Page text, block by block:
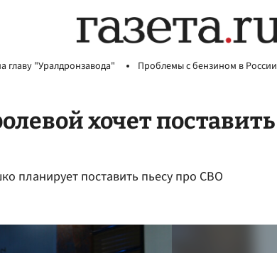
главу "Уралдронзавода" Проблемы с бензином в России
хочет поставить
планирует поставить пьесу про СВО